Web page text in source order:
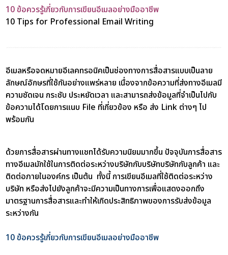
10 ข้อควรรู้เกี่ยวกับการเขียนอีเมลอย่างมืออาชีพ
10 Tips for Professional Email Writing
อีเมลหรือจดหมายอีเลคทรอนิคเป็นช่องทางการสื่อสารแบบเป็นลาย
ลักษณ์อักษรที่ใช้กันอย่างแพร่หลาย เนื่องจากข้อความที่ส่งทางอีเมลมี
ความชัดเจน กระชับ ประหยัดเวลา และสามารถส่งข้อมูลที่จำเป็นไปกับ
ข้อความได้โดยการแนบ File ที่เกี่ยวข้อง หรือ ส่ง Link ต่างๆ ไป
พร้อมกัน
ด้วยการสื่อสารผ่านทางแชทได้รับความนิยมมากขึ้น ปัจจุบันการสื่อสาร
ทางอีเมลมักใช้ในการติดต่อระหว่างบริษัทกับบริษัทบริษัทกับลูกค้า และ
ติดต่อภายในองค์กร เป็นต้น ทั้งนี้ การเขียนอีเมลที่ใช้ติดต่อระหว่าง
บริษัท หรือส่งไปยังลูกค้าจะมีความเป็นทางการเพื่อแสดงออกถึง
มาตรฐานการสื่อสารและทำให้เกิดประสิทธิภาพของการรับส่งข้อมูล
ระหว่างกัน
10 ข้อควรรู้เกี่ยวกับการเขียนอีเมลอย่างมืออาชีพ